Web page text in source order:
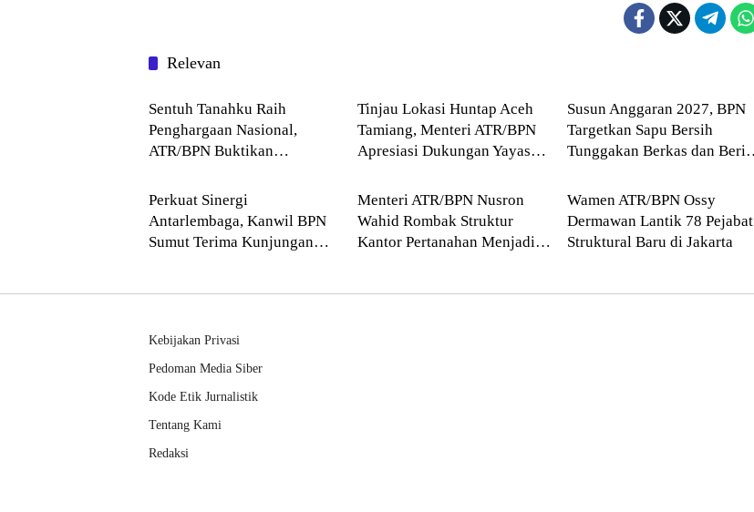
Relevan
Blog
Sentuh Tanahku Raih
Penghargaan Nasional,
ATR/BPN Buktikan
Layanan Pertanahan
Tinjau Lokasi Huntap Aceh
Tamiang, Menteri ATR/BPN
Apresiasi Dukungan Yayasan
Susun Anggaran 2027, BPN
Targetkan Sapu Bersih
Tunggakan Berkas dan Beri
Perkuat Sinergi
Antarlembaga, Kanwil BPN
Sumut Terima Kunjungan
Blog
Menteri ATR/BPN Nusron
Wahid Rombak Struktur
Kantor Pertanahan Menjadi
Blog
Wamen ATR/BPN Ossy
Dermawan Lantik 78 Pejabat
Struktural Baru di Jakarta
Kebijakan Privasi
Pedoman Media Siber
Kode Etik Jurnalistik
Tentang Kami
Redaksi